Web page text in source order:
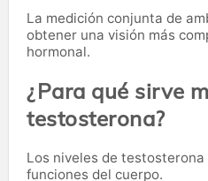
La medición conjunta de
obtener una visión más
hormonal.
¿Para qué sirve
testosterona?
Los niveles de
funciones del cuerpo.